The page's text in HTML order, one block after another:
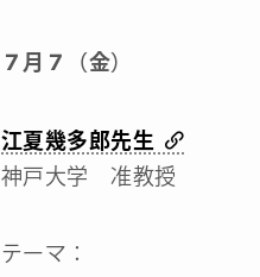
７月７（金）
江夏幾多郎先生
神戸大学 准教授
テーマ：